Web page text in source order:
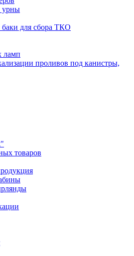
урны
для сбора ТКО
ламп
проливов под канистры,
товаров